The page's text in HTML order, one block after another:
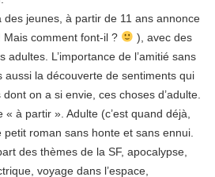
des jeunes, à partir de 11 ans annonce
Mais comment font-il ?
), avec des
adultes. L’importance de l’amitié sans
aussi la découverte de sentiments qui
on a si envie, ces choses d’adulte.
à partir ». Adulte (c’est quand déjà,
roman sans honte et sans ennui.
des thèmes de la SF, apocalypse,
voyage dans l’espace,